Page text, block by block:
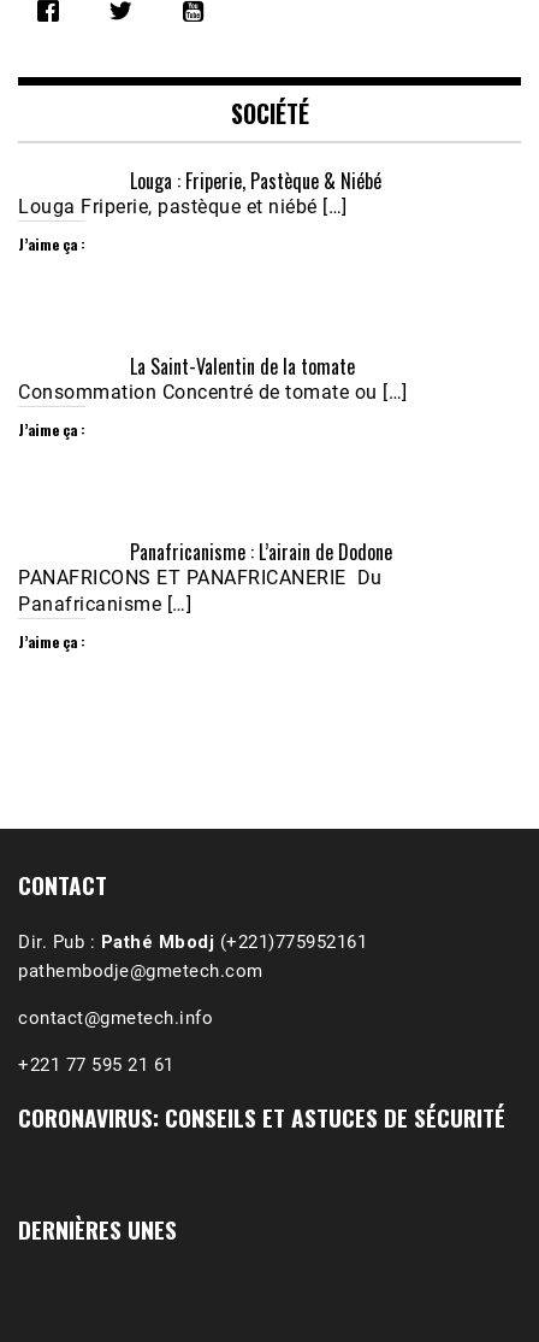
EMBED
Nobana (Podologue)
Feb 24, 2021 • 28mn
SOCIÉTÉ
Louga : Friperie, Pastèque & Niébé
Louga Friperie, pastèque et niébé […]
J’aime ça :
La Saint-Valentin de la tomate
Consommation Concentré de tomate ou […]
J’aime ça :
Panafricanisme : L’airain de Dodone
PANAFRICONS ET PANAFRICANERIE Du
Panafricanisme […]
J’aime ça :
CONTACT
Dir. Pub : Pathé Mbodj (+221)775952161
pathembodje@gmetech.com
contact@gmetech.info
+221 77 595 21 61
CORONAVIRUS: CONSEILS ET ASTUCES DE SÉCURITÉ
DERNIÈRES UNES